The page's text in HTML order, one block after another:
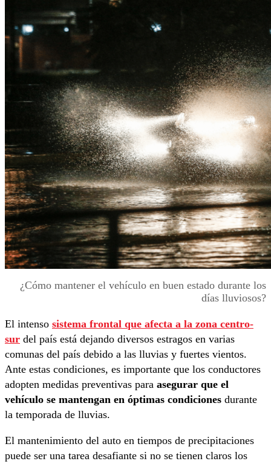
¿Cómo mantener el vehículo en buen estado durante los
días lluviosos?
El intenso sistema frontal que afecta a la zona centro-
sur del país está dejando diversos estragos en varias
comunas del país debido a las lluvias y fuertes vientos.
Ante estas condiciones, es importante que los conductores
adopten medidas preventivas para asegurar que el
vehículo se mantengan en óptimas condiciones durante
la temporada de lluvias.
El mantenimiento del auto en tiempos de precipitaciones
puede ser una tarea desafiante si no se tienen claros los